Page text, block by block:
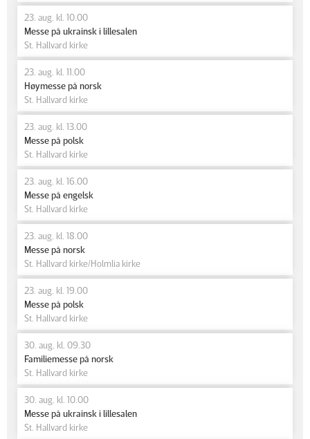
23. aug. kl. 10.00
Messe på ukrainsk i lillesalen
St. Hallvard kirke
23. aug. kl. 11.00
Høymesse på norsk
St. Hallvard kirke
23. aug. kl. 13.00
Messe på polsk
St. Hallvard kirke
23. aug. kl. 16.00
Messe på engelsk
St. Hallvard kirke
23. aug. kl. 18.00
Messe på norsk
St. Hallvard kirke/Holmlia kirke
23. aug. kl. 19.00
Messe på polsk
St. Hallvard kirke
30. aug. kl. 09.30
Familiemesse på norsk
St. Hallvard kirke
30. aug. kl. 10.00
Messe på ukrainsk i lillesalen
St. Hallvard kirke